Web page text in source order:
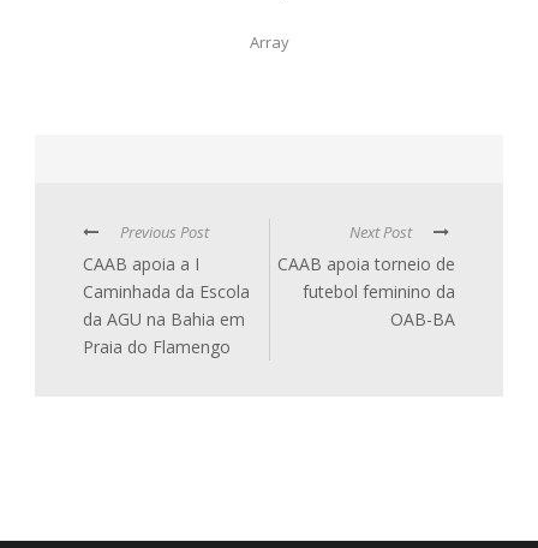
Array
Previous Post
CAAB apoia a I
Caminhada da Escola
da AGU na Bahia em
Praia do Flamengo
Next Post
CAAB apoia torneio de
futebol feminino da
OAB-BA